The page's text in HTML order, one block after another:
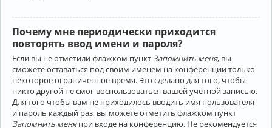
Почему мне периодически приходится
повторять ввод имени и пароля?
Если вы не отметили флажком пунктЗапомнить меня, вы
сможете оставаться под своим именем на конференции только
некоторое ограниченное время. Это сделано для того, чтобы
никто другой не смог воспользоваться вашей учётной записью.
Для того чтобы вам не приходилось вводить имя пользователя
и пароль каждый раз, вы можете отметить флажком пункт
Запомнить меняпри входе на конференцию. Не рекомендуется